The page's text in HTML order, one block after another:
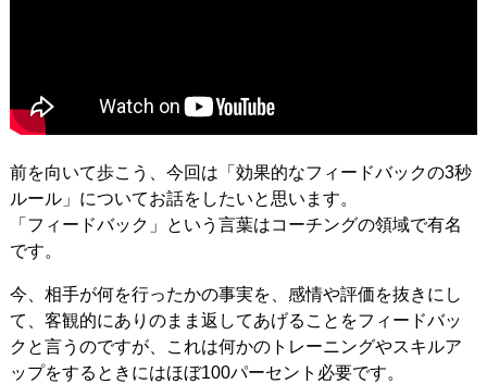
前を向いて歩こう、今回は「効果的なフィードバックの3秒
ルール」についてお話をしたいと思います。
「フィードバック」という言葉はコーチングの領域で有名
です。
今、相手が何を行ったかの事実を、感情や評価を抜きにし
て、客観的にありのまま返してあげることをフィードバッ
クと言うのですが、これは何かのトレーニングやスキルア
ップをするときにはほぼ100パーセント必要です。